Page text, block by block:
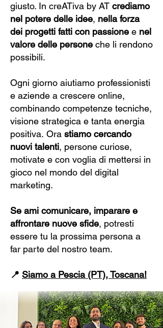
giusto. In creATiva by AT crediamo
nel potere delle idee, nella forza
dei progetti fatti con passione e nel
valore delle persone che li rendono
possibili.
Ogni giorno aiutiamo professionisti
e aziende a crescere online,
combinando competenze tecniche,
visione strategica e tanta energia
positiva. Ora stiamo cercando
nuovi talenti, persone curiose,
motivate e con voglia di mettersi in
gioco nel mondo del digital
marketing.
Se ami comunicare, imparare e
affrontare nuove sfide, potresti
essere tu la prossima persona a
far parte del nostro team.
📍 Siamo a Pescia (PT), Toscana!